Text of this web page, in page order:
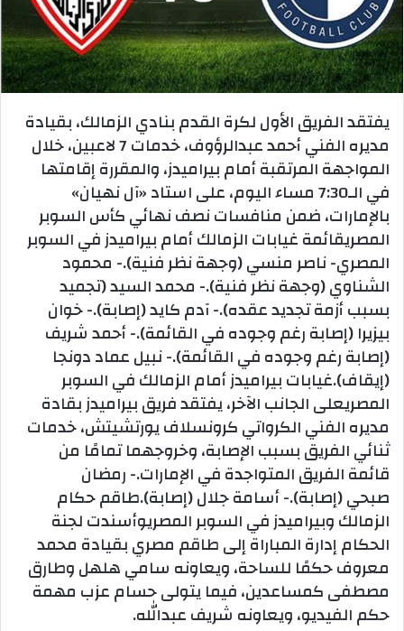
يفتقد الفريق الأول لكرة القدم بنادي الزمالك، بقيادة
مديره الفني أحمد عبدالرؤوف، خدمات 7 لاعبين، خلال
المواجهة المرتقبة أمام بيراميدز، والمقررة إقامتها
في الـ7:30 مساء اليوم، على استاد «آل نهيان»
بالإمارات، ضمن منافسات نصف نهائي كأس السوبر
المصريقائمة غيابات الزمالك أمام بيراميدز في السوبر
المصري- ناصر منسي (وجهة نظر فنية).- محمود
الشناوي (وجهة نظر فنية).- محمد السيد (تجميد
بسبب أزمة تجديد عقده).- آدم كايد (إصابة).- خوان
بيزيرا (إصابة رغم وجوده في القائمة).- أحمد شريف
(إصابة رغم وجوده في القائمة).- نبيل عماد دونجا
(إيقاف).غيابات بيراميدز أمام الزمالك في السوبر
المصريعلى الجانب الآخر، يفتقد فريق بيراميدز بقادة
مديره الفني الكرواتي كرونسلاف يورتشيتش، خدمات
ثنائي الفريق بسبب الإصابة، وخروجهما تمامًا من
قائمة الفريق المتواجدة في الإمارات.- رمضان
صبحي (إصابة).- أسامة جلال (إصابة).طاقم حكام
الزمالك وبيراميدز في السوبر المصريوأسندت لجنة
الحكام إدارة المباراة إلى طاقم مصري بقيادة محمد
معروف حكمًا للساحة، ويعاونه سامي هلهل وطارق
مصطفى كمساعدين، فيما يتولى حسام عزب مهمة
حكم الفيديو، ويعاونه شريف عبدالله.